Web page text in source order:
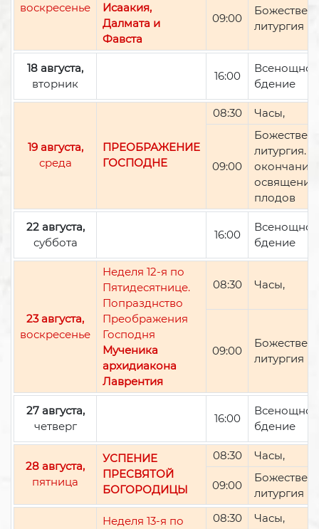
воскресенье
Исаакия,
Далмата и
Фавста
09:00
литургия
18 августа,
вторник
16:00
Всенощное
бдение
19 августа,
среда
ПРЕОБРАЖЕНИЕ
ГОСПОДНЕ
08:30 Часы,
09:00
литургия.
окончании
освящение
плодов
22 августа,
суббота
16:00
Всенощное
бдение
23 августа,
воскресенье
Неделя 12-я по
Пятидесятнице.
Попразднство
Преображения
Господня
Мученика
архидиакона
Лаврентия
08:30 Часы,
09:00
литургия
27 августа,
четверг
16:00
Всенощное
бдение
28 августа,
пятница
УСПЕНИЕ
ПРЕСВЯТОЙ
БОГОРОДИЦЫ
08:30 Часы,
09:00
литургия
Неделя 13-я по
08:30 Часы,